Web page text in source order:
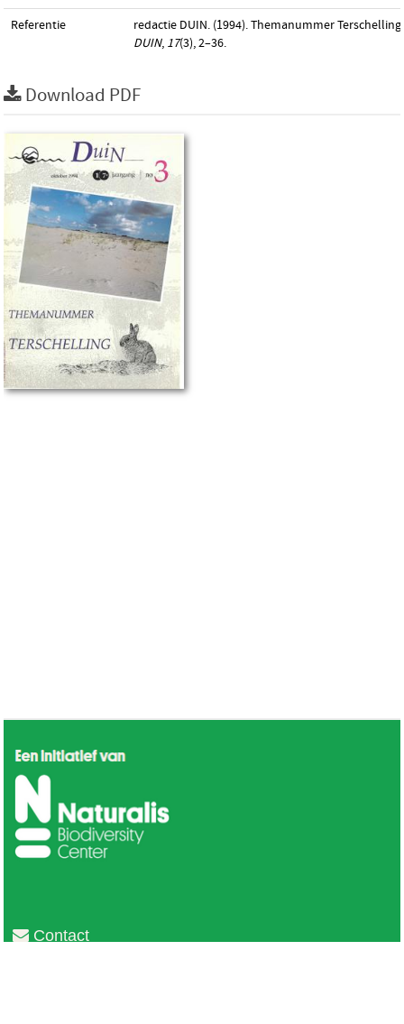
Referentie
redactie DUIN. (1994). Themanummer Terschelling.
DUIN, 17(3), 2–36.
Download PDF
Contact